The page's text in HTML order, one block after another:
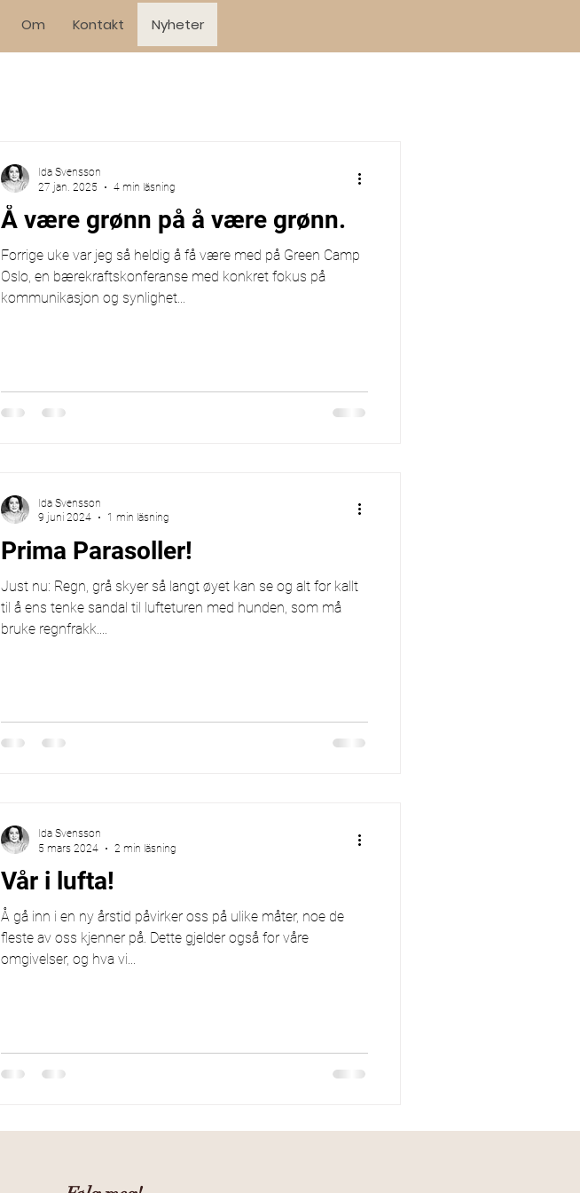
Om Kontakt Nyheter
Å være grønn på å være grønn.
Forrige uke var jeg så heldig å få være med på Green Camp
Oslo, en bærekraftskonferanse med konkret fokus på
kommunikasjon og synlighet...
Ida Svensson
27 jan. 2025
4 min läsning
Prima Parasoller!
Just nu: Regn, grå skyer så langt øyet kan se og alt for kallt
til å ens tenke sandal til lufteturen med hunden, som må
bruke regnfrakk....
Ida Svensson
9 juni 2024
1 min läsning
Vår i lufta!
Å gå inn i en ny årstid påvirker oss på ulike måter, noe de
fleste av oss kjenner på. Dette gjelder også for våre
omgivelser, og hva vi...
Ida Svensson
5 mars 2024
2 min läsning